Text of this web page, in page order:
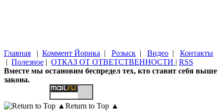
Главная | Коммент Йорика | Розыск | Видео | Контакты
| Полезное | ОТКАЗ ОТ ОТВЕТСТВЕННОСТИ | RSS
Вместе мы остановим беспредел тех, кто ставит себя выше
закона.
Return to Top ▲